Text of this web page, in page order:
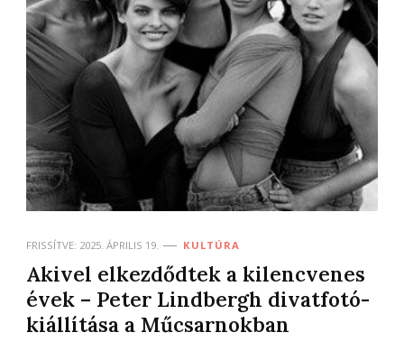
FRISSÍTVE: 2025. ÁPRILIS 19. KULTÚRA
Akivel elkezdődtek a kilencvenes
évek – Peter Lindbergh divatfotó-
kiállítása a Műcsarnokban